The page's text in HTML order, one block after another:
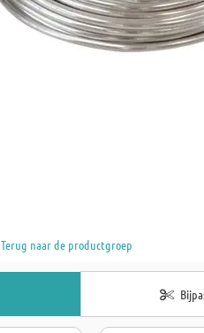
Terug naar de productgroep